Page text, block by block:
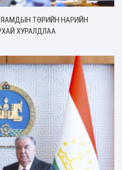
ТӨРИЙН НАРИЙН
ХУРАЛДЛАА